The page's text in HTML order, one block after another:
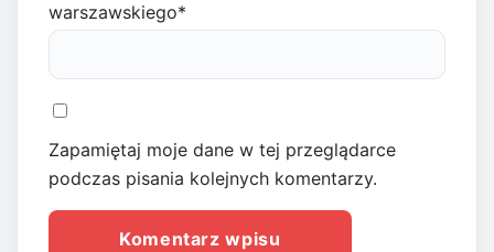
warszawskiego*
Zapamiętaj moje dane w tej przeglądarce
podczas pisania kolejnych komentarzy.